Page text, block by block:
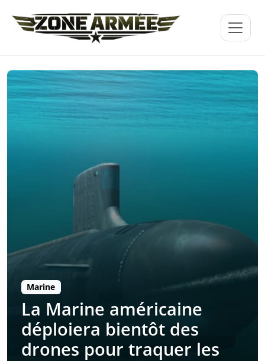
Marine
La Marine américaine
déploiera bientôt des
drones pour traquer les